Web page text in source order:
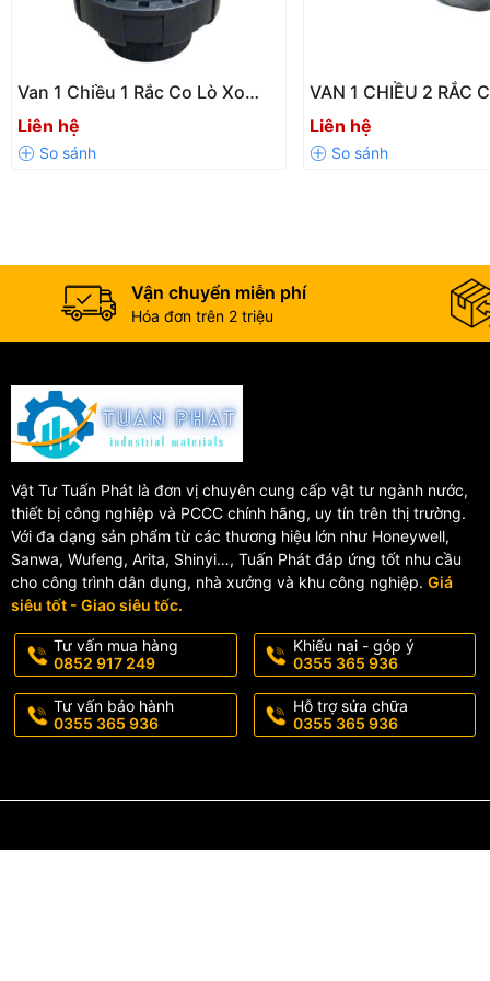
Hệ thống tưới tiêu nông nghiệp
Hệ thống cấp thoát nước dân dụng
Van 1 Chiều 1 Rắc Co Lò Xo
UPVC SH13-LX
Liên hệ
VAN 1 CHIỀU 2 RẮC
CPVC SH29-LX
PN10
Liên hệ
Vận chuyển miễn phí
Hóa đơn trên 2 triệu
Vật Tư Tuấn Phát là đơn vị chuyên cung cấp vật tư ngành nước,
thiết bị công nghiệp và PCCC chính hãng, uy tín trên thị trường.
Với đa dạng sản phẩm từ các thương hiệu lớn như Honeywell,
Sanwa, Wufeng, Arita, Shinyi…, Tuấn Phát đáp ứng tốt nhu cầu
cho công trình dân dụng, nhà xưởng và khu công nghiệp. Giá
siêu tốt - Giao siêu tốc.
Tư vấn mua hàng
0852 917 249
Khiếu nại - góp ý
0355 365 936
Tư vấn bảo hành
0355 365 936
Hỗ trợ sửa chữa
0355 365 936